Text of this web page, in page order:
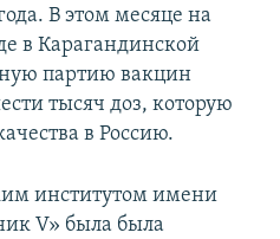
В этом месяце на
в Карагандинской
партию вакцин
тысяч доз, которую
в Россию.
институтом имени
V» была была